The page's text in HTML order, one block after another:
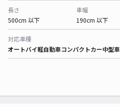
長さ
500cm 以下
車幅
190cm 以下
対応車種
オートバイ軽自動車コンパクトカー中型車